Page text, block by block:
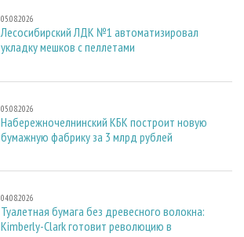
05.08.2026
Лесосибирский ЛДК №1 автоматизировал
укладку мешков с пеллетами
05.08.2026
Набережночелнинский КБК построит новую
бумажную фабрику за 3 млрд рублей
04.08.2026
Туалетная бумага без древесного волокна:
Kimberly-Clark готовит революцию в